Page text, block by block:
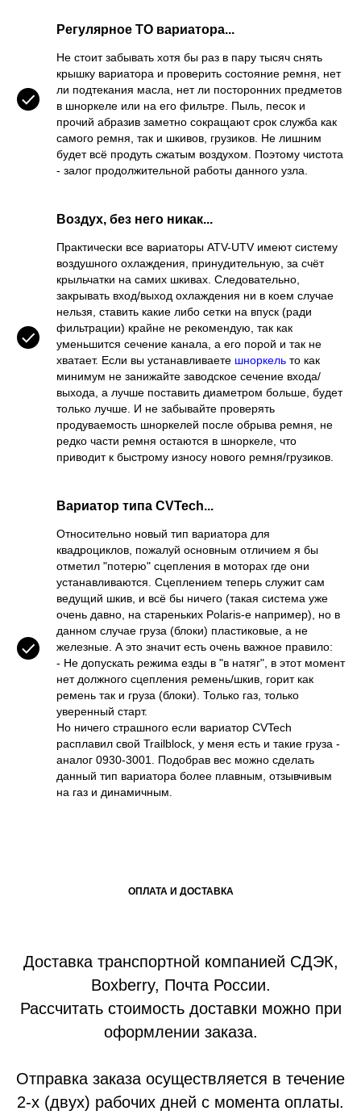
Регулярное ТО вариатора...
Не стоит забывать хотя бы раз в пару тысяч снять
крышку вариатора и проверить состояние ремня, нет
ли подтекания масла, нет ли посторонних предметов
в шноркеле или на его фильтре. Пыль, песок и
прочий абразив заметно сокращают срок служба как
самого ремня, так и шкивов, грузиков. Не лишним
будет всё продуть сжатым воздухом. Поэтому чистота
- залог продолжительной работы данного узла.
Воздух, без него никак...
Практически все вариаторы ATV-UTV имеют систему
воздушного охлаждения, принудительную, за счёт
крыльчатки на самих шкивах. Следовательно,
закрывать вход/выход охлаждения ни в коем случае
нельзя, ставить какие либо сетки на впуск (ради
фильтрации) крайне не рекомендую, так как
уменьшится сечение канала, а его порой и так не
хватает. Если вы устанавливаете шноркель то как
минимум не занижайте заводское сечение входа/
выхода, а лучше поставить диаметром больше, будет
только лучше. И не забывайте проверять
продуваемость шноркелей после обрыва ремня, не
редко части ремня остаются в шноркеле, что
приводит к быстрому износу нового ремня/грузиков.
Вариатор типа CVTech...
Относительно новый тип вариатора для
квадроциклов, пожалуй основным отличием я бы
отметил "потерю" сцепления в моторах где они
устанавливаются. Сцеплением теперь служит сам
ведущий шкив, и всё бы ничего (такая система уже
очень давно, на стареньких Polaris-е например), но в
данном случае груза (блоки) пластиковые, а не
железные. А это значит есть очень важное правило:
- Не допускать режима езды в "в натяг", в этот момент
нет должного сцепления ремень/шкив, горит как
ремень так и груза (блоки). Только газ, только
уверенный старт.
Но ничего страшного если вариатор CVTech
расплавил свой Trailblock, у меня есть и такие груза -
аналог 0930-3001. Подобрав вес можно сделать
данный тип вариатора более плавным, отзывчивым
на газ и динамичным.
ОПЛАТА И ДОСТАВКА
Доставка транспортной компанией СДЭК,
Boxberry, Почта России.
Рассчитать стоимость доставки можно при
оформлении заказа.
Отправка заказа осуществляется в течение
2-х (двух) рабочих дней с момента оплаты.